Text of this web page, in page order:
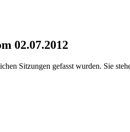
02.07.2012
Sitzungen gefasst wurden. Sie